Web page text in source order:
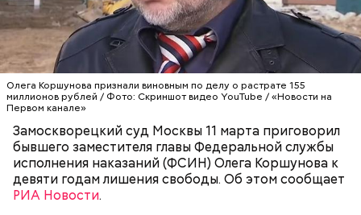
Олега Коршунова признали виновным по делу о растрате 155
миллионов рублей / Фото: Скриншот видео YouTube / «Новости на
Первом канале»
Замоскворецкий суд Москвы 11 марта приговорил
бывшего заместителя главы Федеральной службы
исполнения наказаний (ФСИН) Олега Коршунова к
девяти годам лишения свободы. Об этом сообщает
РИА Новости.
Читайте также:Упавшую с моста девушку спасли в
парке Братеева